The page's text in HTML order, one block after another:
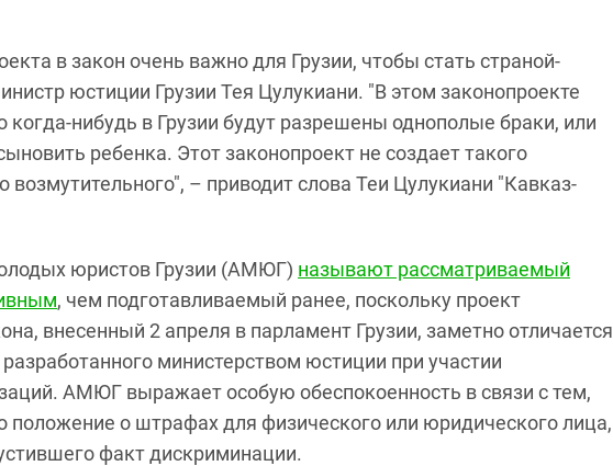
в закон очень важно для Грузии, чтобы стать страной-
юстиции Грузии Тея Цулукиани. "В этом законопроекте
когда-нибудь в Грузии будут разрешены однополые браки, или
ребенка. Этот законопроект не создает такого
возмутительного", – приводит слова Теи Цулукиани "Кавказ-
юристов Грузии (АМЮГ) называют рассматриваемый
, чем подготавливаемый ранее, поскольку проект
внесенный 2 апреля в парламент Грузии, заметно отличается
министерством юстиции при участии
АМЮГ выражает особую обеспокоенность в связи с тем,
положение о штрафах для физического или юридического лица,
факт дискриминации.